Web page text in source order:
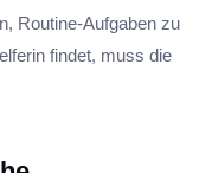
Routine-Aufgaben zu
findet, muss die